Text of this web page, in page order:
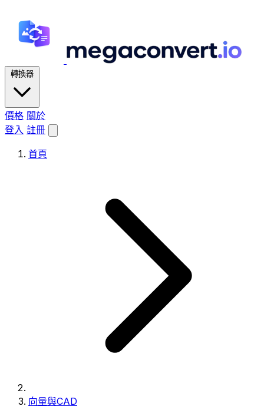
轉換器
價格 關於
登入 註冊
首頁
向量與CAD